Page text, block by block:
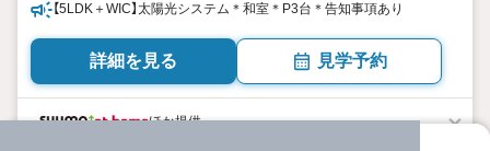
【5LDK＋WIC】太陽光システム＊和室＊P3台＊告知事項あり
詳細を見る 見学予約
ほか提供